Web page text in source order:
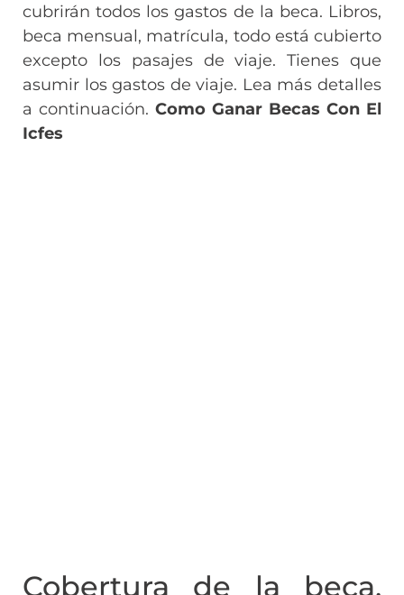
cubrirán todos los gastos de la beca. Libros,
beca mensual, matrícula, todo está cubierto
excepto los pasajes de viaje. Tienes que
asumir los gastos de viaje. Lea más detalles
a continuación. Como Ganar Becas Con El
Icfes
Cobertura de la beca,